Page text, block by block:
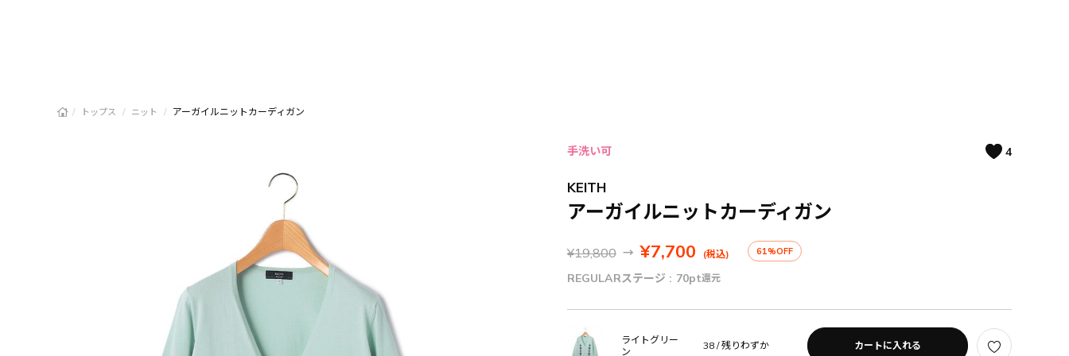
/ トップス / ニット / アーガイルニットカーディガン
手洗い可 4
KEITH
アーガイルニットカーディガン
¥19,800 → ¥7,700 (税込) 61%OFF
REGULARステージ : 70pt還元
ライトグリー
ン
38 /残りわずか カートに入れる